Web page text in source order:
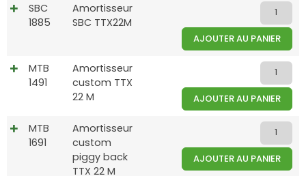
SBC
1885
Amortisseur
SBC TTX22M
AJOUTER AU PANIER
MTB
1491
Amortisseur
custom TTX
22 M
AJOUTER AU PANIER
MTB
1691
Amortisseur
custom
piggy back
TTX 22 M
AJOUTER AU PANIER